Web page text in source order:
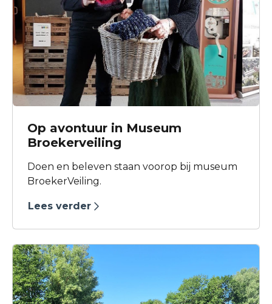
Op avontuur in Museum
Broekerveiling
Doen en beleven staan voorop bij museum
BroekerVeiling.
Lees verder